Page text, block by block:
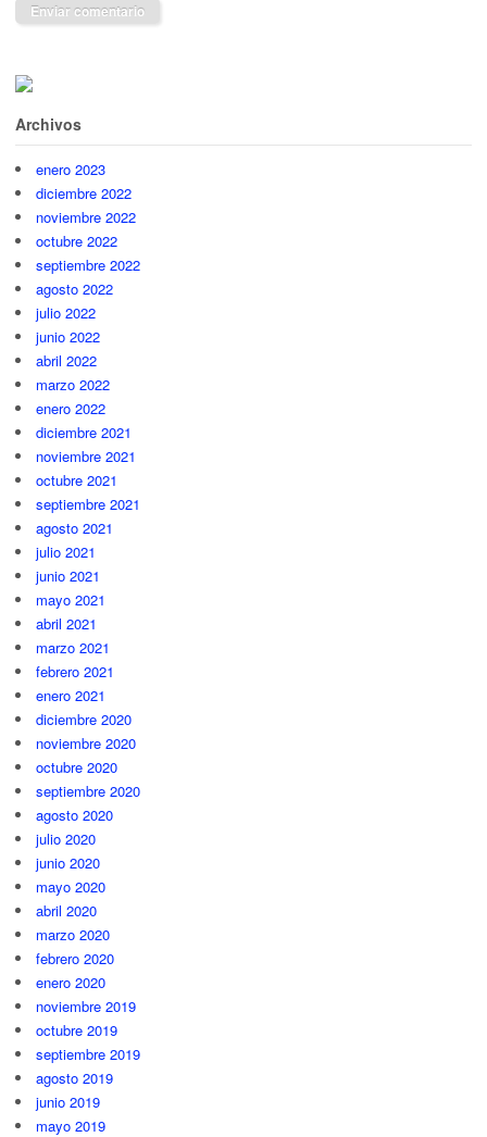
Archivos
enero 2023
diciembre 2022
noviembre 2022
octubre 2022
septiembre 2022
agosto 2022
julio 2022
junio 2022
abril 2022
marzo 2022
enero 2022
diciembre 2021
noviembre 2021
octubre 2021
septiembre 2021
agosto 2021
julio 2021
junio 2021
mayo 2021
abril 2021
marzo 2021
febrero 2021
enero 2021
diciembre 2020
noviembre 2020
octubre 2020
septiembre 2020
agosto 2020
julio 2020
junio 2020
mayo 2020
abril 2020
marzo 2020
febrero 2020
enero 2020
noviembre 2019
octubre 2019
septiembre 2019
agosto 2019
junio 2019
mayo 2019